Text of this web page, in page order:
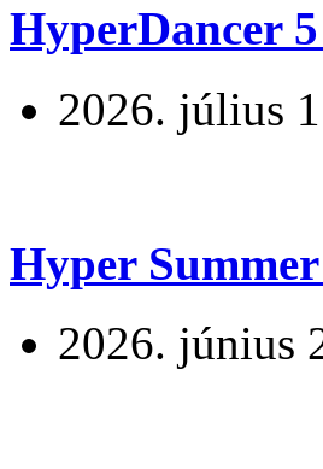
HyperDancer
2026. július
Hyper
2026. június